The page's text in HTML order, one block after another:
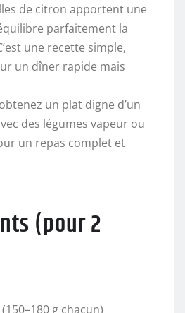
de citron apportent une
parfaitement la
une recette simple,
un dîner rapide mais
un plat digne d’un
des légumes vapeur ou
un repas complet et
(pour 2
g chacun)